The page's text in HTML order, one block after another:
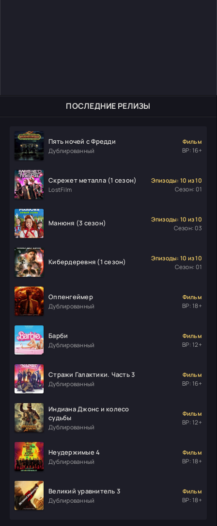
ПОСЛЕДНИЕ РЕЛИЗЫ
Пять ночей с Фредди
Дублированный
Фильм
ВР: 16+
Скрежет металла (1 сезон)
LostFilm
Эпизоды: 10 из 10
Сезон: 01
Манюня (3 сезон)
Эпизоды: 10 из 10
Сезон: 03
Кибердеревня (1 сезон)
Эпизоды: 10 из 10
Сезон: 01
Оппенгеймер
Дублированный
Фильм
ВР: 18+
Барби
Дублированный
Фильм
ВР: 12+
Стражи Галактики. Часть 3
Дублированный
Фильм
ВР: 16+
Индиана Джонс и колесо
судьбы
Дублированный
Фильм
ВР: 12+
Неудержимые 4
Дублированный
Фильм
ВР: 18+
Великий уравнитель 3
Дублированный
Фильм
ВР: 18+